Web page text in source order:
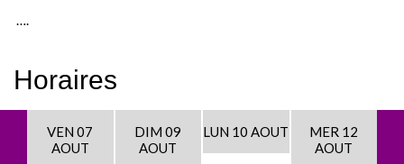
….
Horaires
VEN 07
AOUT
DIM 09
AOUT
LUN 10 AOUT
MER 12
AOUT